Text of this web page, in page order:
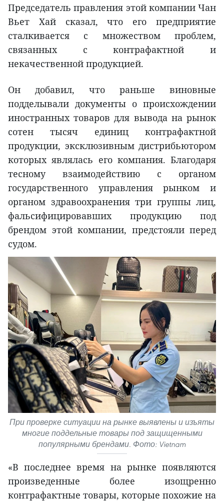
Председатель правления этой компании Чан
Вьет Хай сказал, что его предприятие
сталкивается с множеством проблем,
связанных с контрафактной и
некачественной продукцией.
Он добавил, что раньше виновные
подделывали документы о происхождении
иностранных товаров для вывода на рынок
сотен тысяч единиц контрафактной
продукции, эксклюзивным дистрибьютором
которых являлась его компания. Благодаря
тесному взаимодействию с органом
государственного управления рынком и
органом здравоохранения три группы лиц,
фальсифицировавших продукцию под
брендом этой компании, предстояли перед
судом.
При проверке ситуации на рынке выявлены и изъяты
многие поддельные товары под защищенными
популярными брендами. Фото: Vietnam
«В последнее время на рынке появляются
произведенные более изощренно
контрафактные товары, которые похожие на